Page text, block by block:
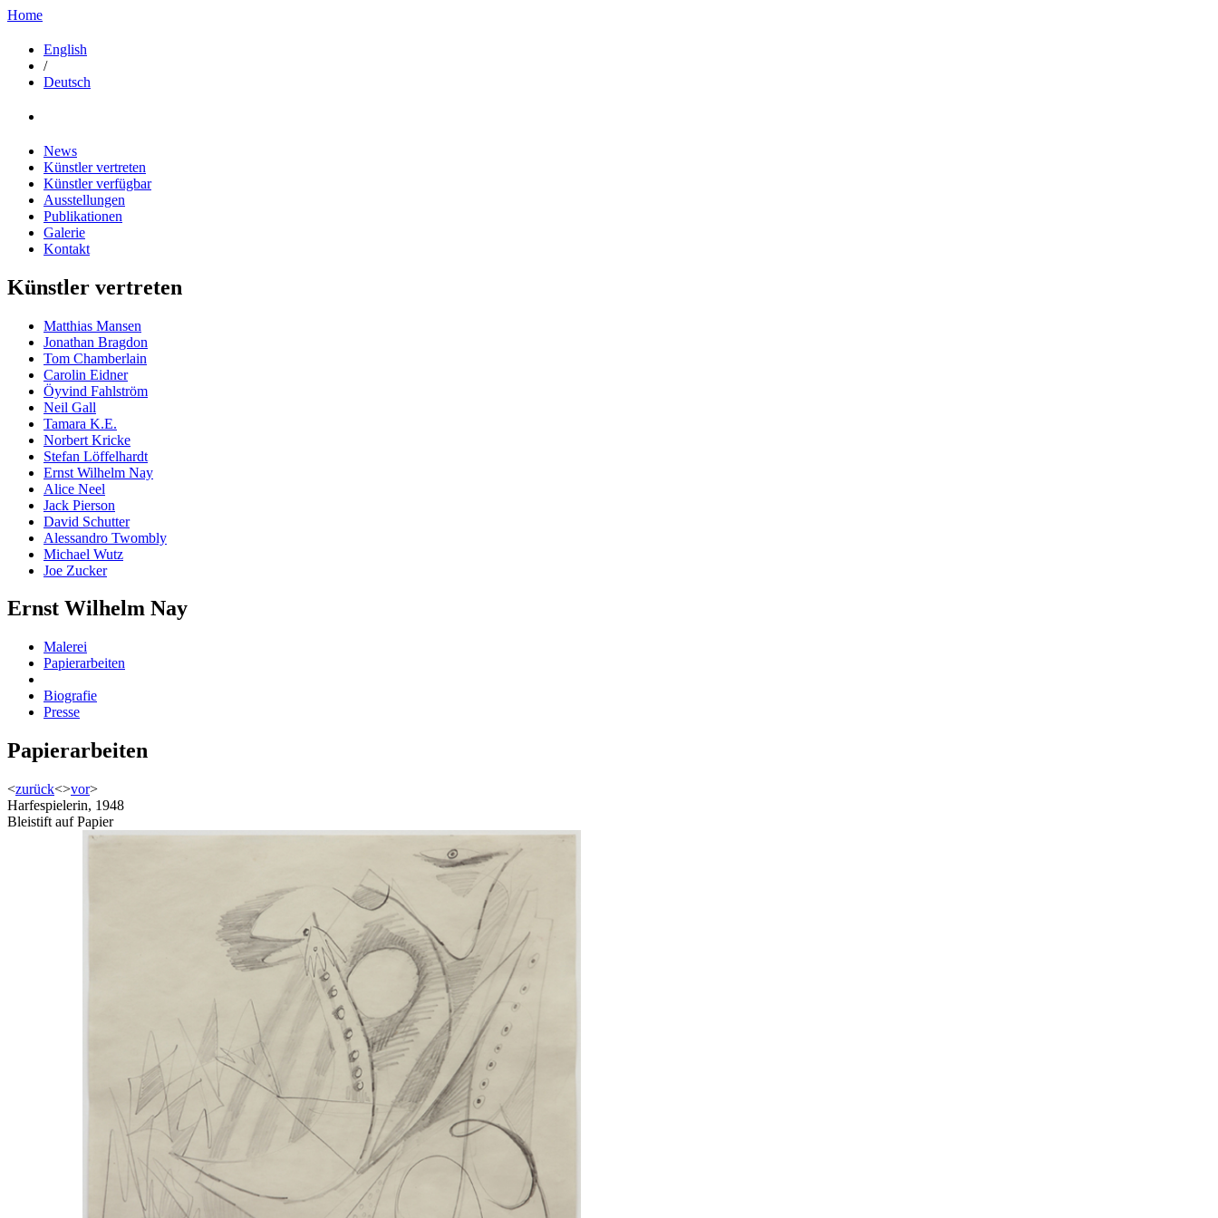
Home
English
/
Deutsch
News
Künstler vertreten
Künstler verfügbar
Ausstellungen
Publikationen
Galerie
Kontakt
Künstler vertreten
Matthias Mansen
Jonathan Bragdon
Tom Chamberlain
Carolin Eidner
Öyvind Fahlström
Neil Gall
Tamara K.E.
Norbert Kricke
Stefan Löffelhardt
Ernst Wilhelm Nay
Alice Neel
Jack Pierson
David Schutter
Alessandro Twombly
Michael Wutz
Joe Zucker
Ernst Wilhelm Nay
Malerei
Papierarbeiten
Biografie
Presse
Papierarbeiten
<zurück<>vor>
Harfespielerin, 1948
Bleistift auf Papier